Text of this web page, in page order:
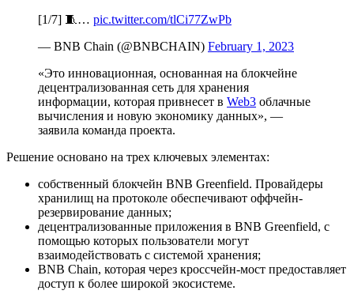
[1/7] 🧵… pic.twitter.com/tlCi77ZwPb
— BNB Chain (@BNBCHAIN) February 1, 2023
«Это инновационная, основанная на блокчейне
децентрализованная сеть для хранения
информации, которая привнесет в Web3 облачные
вычисления и новую экономику данных», —
заявила команда проекта.
Решение основано на трех ключевых элементах:
собственный блокчейн BNB Greenfield. Провайдеры
хранилищ на протоколе обеспечивают оффчейн-
резервирование данных;
децентрализованные приложения в BNB Greenfield, с
помощью которых пользователи могут
взаимодействовать с системой хранения;
BNB Chain, которая через кроссчейн-мост предоставляет
доступ к более широкой экосистеме.